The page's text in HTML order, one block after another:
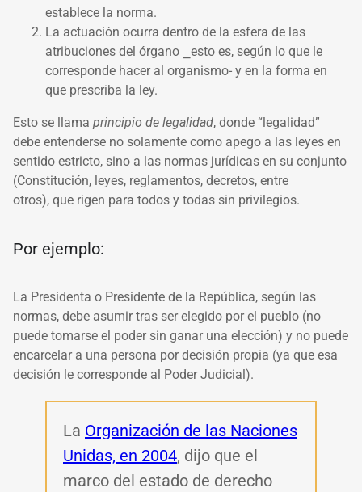
establece la norma.
La actuación ocurra dentro de la esfera de las
atribuciones del órgano
esto es, según lo que le
corresponde hacer al organismo- y en la forma en
que prescriba la ley.
Esto se llama principio de legalidad, donde “legalidad”
debe entenderse no solamente como apego a las leyes en
sentido estricto, sino a las normas jurídicas en su conjunto
(Constitución, leyes, reglamentos, decretos, entre
otros), que rigen para todos y todas sin privilegios.
Por ejemplo:
La Presidenta o Presidente de la República, según las
normas, debe asumir tras ser elegido por el pueblo (no
puede tomarse el poder sin ganar una elección) y no puede
encarcelar a una persona por decisión propia (ya que esa
decisión le corresponde al Poder Judicial).
La Organización de las Naciones
Unidas, en 2004, dijo que el
marco del estado de derecho